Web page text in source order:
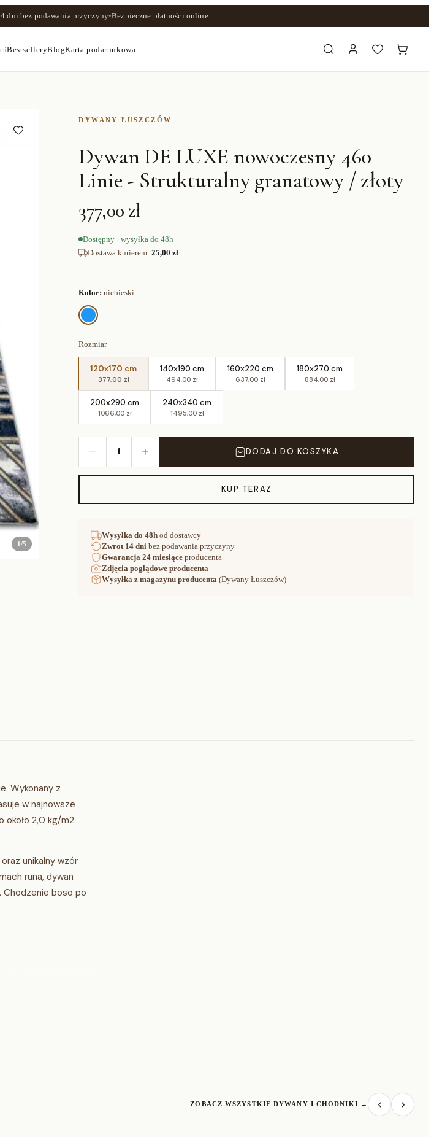
dnibez podawania przyczyny•Bezpieczne płatności online
BestselleryBlogKarta podarunkowa
1/5
DYWANY ŁUSZCZÓW
Dywan DE LUXE nowoczesny 460
Linie - Strukturalny granatowy / złoty
377,00 zł
Dostępny · wysyłka do 48h
Dostawa kurierem:25,00 zł
Kolor: niebieski
Rozmiar
120x170 cm
377,00 zł
140x190 cm
494,00 zł
160x220 cm
637,00 zł
180x270 cm
884,00 zł
200x290 cm
1066,00 zł
240x340 cm
1495,00 zł
1 DODAJ DO KOSZYKA
KUP TERAZ
Wysyłkado 48h od dostawcy
Zwrot 14 dni bez podawania przyczyny
Gwarancja24 miesiące producenta
Zdjęcia poglądowe producenta
Wysyłka z magazynu producenta (Dywany Łuszczów)
Wykonany z
w najnowsze
około 2,0 kg/m2.
unikalny wzór
runa, dywan
boso po
ZOBACZ WSZYSTKIE DYWANY I CHODNIKI →